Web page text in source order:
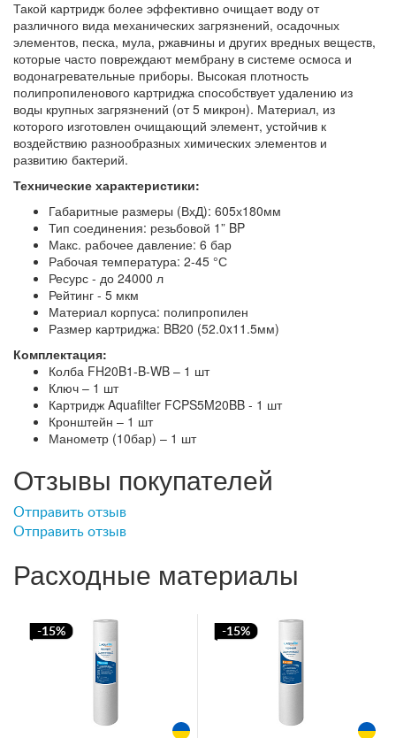
Такой картридж более эффективно очищает воду от
различного вида механических загрязнений, осадочных
элементов, песка, мула, ржавчины и других вредных веществ,
которые часто повреждают мембрану в системе осмоса и
водонагревательные приборы. Высокая плотность
полипропиленового картриджа способствует удалению из
воды крупных загрязнений (от 5 микрон). Материал, из
которого изготовлен очищающий элемент, устойчив к
воздействию разнообразных химических элементов и
развитию бактерий.
Технические характеристики:
Габаритные размеры (ВхД): 605х180мм
Тип соединения: резьбовой 1” BP
Макс. рабочее давление: 6 бар
Рабочая температура: 2-45 °С
Ресурс - до 24000 л
Рейтинг - 5 мкм
Материал корпуса: полипропилен
Размер картриджа: BB20 (52.0x11.5мм)
Комплектация:
Колба FH20B1-B-WB – 1 шт
Ключ – 1 шт
Картридж Aquafilter FCPS5M20BB - 1 шт
Кронштейн – 1 шт
Манометр (10бар) – 1 шт
Отзывы покупателей
Отправить отзыв
Отправить отзыв
Расходные материалы
-15% -15%